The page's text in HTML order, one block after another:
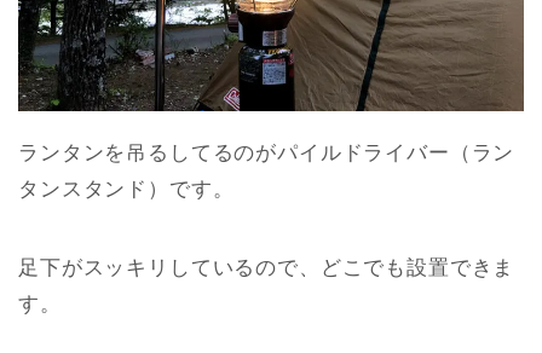
ランタンを吊るしてるのがパイルドライバー（ラン
タンスタンド）です。
足下がスッキリしているので、どこでも設置できま
す。